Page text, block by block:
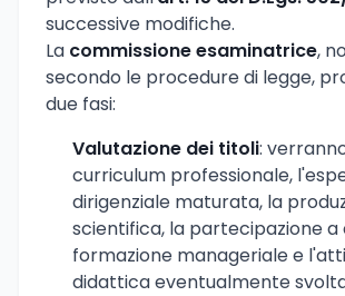
successive modifiche.
La commissione esaminatrice,
secondo le procedure di legge,
due fasi:
Valutazione dei titoli:
curriculum professionale,
dirigenziale maturata, la
scientifica, la partecipazione a
formazione manageriale e
didattica eventualmente